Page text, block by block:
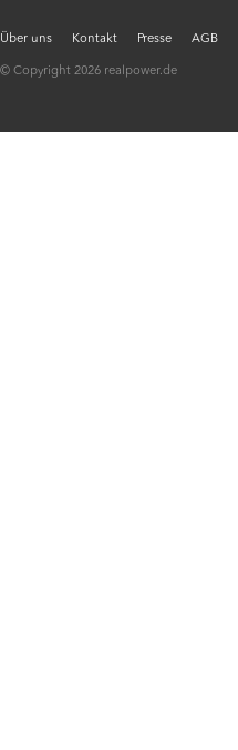
Über uns Kontakt Presse AGB
© Copyright 2026 realpower.de